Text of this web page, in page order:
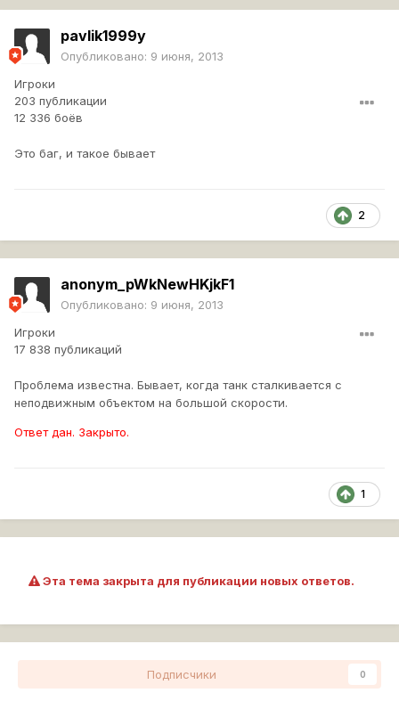
pavlik1999y
Опубликовано: 9 июня, 2013
Игроки
203 публикации
12 336 боёв
Это баг, и такое бывает
2
anonym_pWkNewHKjkF1
Опубликовано: 9 июня, 2013
Игроки
17 838 публикаций
Проблема известна. Бывает, когда танк сталкивается с
неподвижным объектом на большой скорости.
Ответ дан. Закрыто.
1
Эта тема закрыта для публикации новых ответов.
Подписчики 0